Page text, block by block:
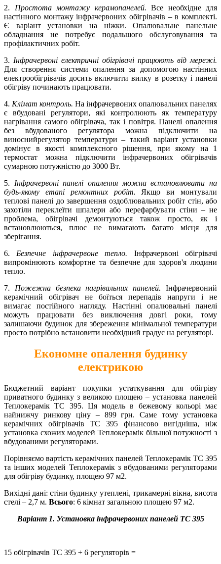
2. Простота монтажу керамопанелей. Все необхідне для
настінного монтажу інфрачервоних обігрівачів – в комплекті.
Є варіант установки на ніжки. Опалювальне панельне
обладнання не потребує подальшого обслуговування та
профілактичних робіт.
3. Інфрачервоні електричні обігрівачі працюють від мережі.
Для створення системи опалення за допомогою настінних
електрообігрівачів досить включити вилку в розетку і панелі
обігріву починають працювати.
4. Клімат контроль. На інфрачервоних опалювальних панелях
є вбудовані регулятори, які контролюють як температуру
нагрівання самого обігрівача, так і повітря. Панелі опалення
без вбудованого регулятора можна підключити на
виноснийрегулятор температури – такий варіант установки
домінує в якості комплексного рішення, при якому на 1
термостат можна підключити інфрачервоних обігрівачів
сумарною потужністю до 3000 Вт.
5. Інфрачервоні панелі опалення можна встановлювати на
будь-якому етапі ремонтних робіт. Якщо ви монтували
теплові панелі до завершення оздоблювальних робіт стін, або
захотіли переклеїти шпалери або перефарбувати стіни – не
проблема, обігрівачі демонтуються також просто, як і
встановлюються, плюс не вимагають багато місця для
зберігання.
6. Безпечне інфрачервоне тепло. Інфрачервоні обігрівачі
випромінюють комфортне та безпечне для здоров'я людини
тепло.
7. Пожежна безпека нагрівальних панелей. Інфрачервоний
керамічний обігрівач не боїться перепадів напруги і не
вимагає постійного нагляду. Настінні опалювальні панелі
можуть працювати без виключення довгі роки, тому
залишаючи будинок для збереження мінімальної температури
просто потрібно встановити необхідний градус на регуляторі.
Економне опалення будинку
електрикою
Бюджетний варіант покупки устаткування для обігріву
приватного будинку з великою площею – установка панелей
Теплокерамік ТС 395. Ця модель в бежевому кольорі має
найнижчу ринкову ціну – 899 грн. Саме тому установка
керамічних обігрівачів ТС 395 фінансово вигідніша, ніж
установка схожих моделей Теплокерамік більшої потужності з
вбудованими регуляторами.
Порівняємо вартість керамічних панелей Теплокерамік ТС 395
та інших моделей Теплокерамік з вбудованими регуляторами
для обігріву будинку, площею 97 м2.
Вихідні дані: стіни будинку утеплені, трикамерні вікна, висота
стелі – 2,7 м. Всього: 6 кімнат загальною площею 97 м2.
Варіант 1. Установка інфрачервоних панелей ТС 395
15 обігрівачів ТС 395 + 6 регуляторів =